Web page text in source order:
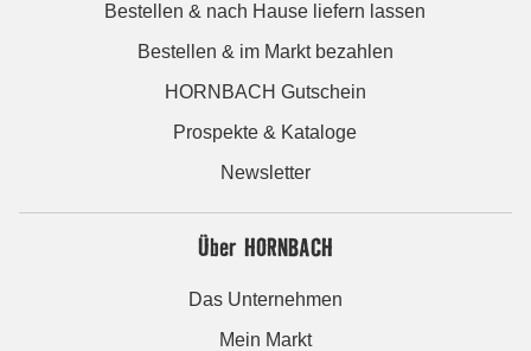
Bestellen & nach Hause liefern lassen
Bestellen & im Markt bezahlen
HORNBACH Gutschein
Prospekte & Kataloge
Newsletter
Über HORNBACH
Das Unternehmen
Mein Markt